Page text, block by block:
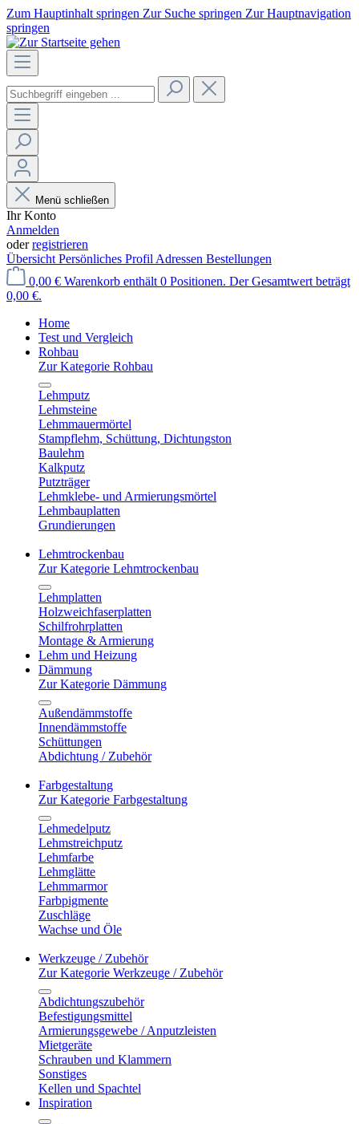
Zum Hauptinhalt springen Zur Suche springen Zur Hauptnavigation
springen
Menü schließen
Ihr Konto
Anmelden
oderregistrieren
Übersicht Persönliches Profil Adressen Bestellungen
0,00 € Warenkorb enthält 0 Positionen. Der Gesamtwert beträgt
0,00 €.
Home
Test und Vergleich
Rohbau
Zur Kategorie Rohbau
Lehmputz
Lehmsteine
Lehmmauermörtel
Stampflehm, Schüttung, Dichtungston
Baulehm
Kalkputz
Putzträger
Lehmklebe- und Armierungsmörtel
Lehmbauplatten
Grundierungen
Lehmtrockenbau
Zur Kategorie Lehmtrockenbau
Lehmplatten
Holzweichfaserplatten
Schilfrohrplatten
Montage & Armierung
Lehm und Heizung
Dämmung
Zur Kategorie Dämmung
Außendämmstoffe
Innendämmstoffe
Schüttungen
Abdichtung / Zubehör
Farbgestaltung
Zur Kategorie Farbgestaltung
Lehmedelputz
Lehmstreichputz
Lehmfarbe
Lehmglätte
Lehmmarmor
Farbpigmente
Zuschläge
Wachse und Öle
Werkzeuge / Zubehör
Zur Kategorie Werkzeuge / Zubehör
Abdichtungszubehör
Befestigungsmittel
Armierungsgewebe / Anputzleisten
Mietgeräte
Schrauben und Klammern
Sonstiges
Kellen und Spachtel
Inspiration